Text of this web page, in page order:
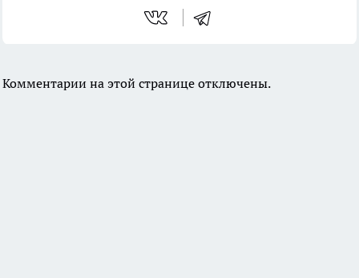
Комментарии на этой странице отключены.